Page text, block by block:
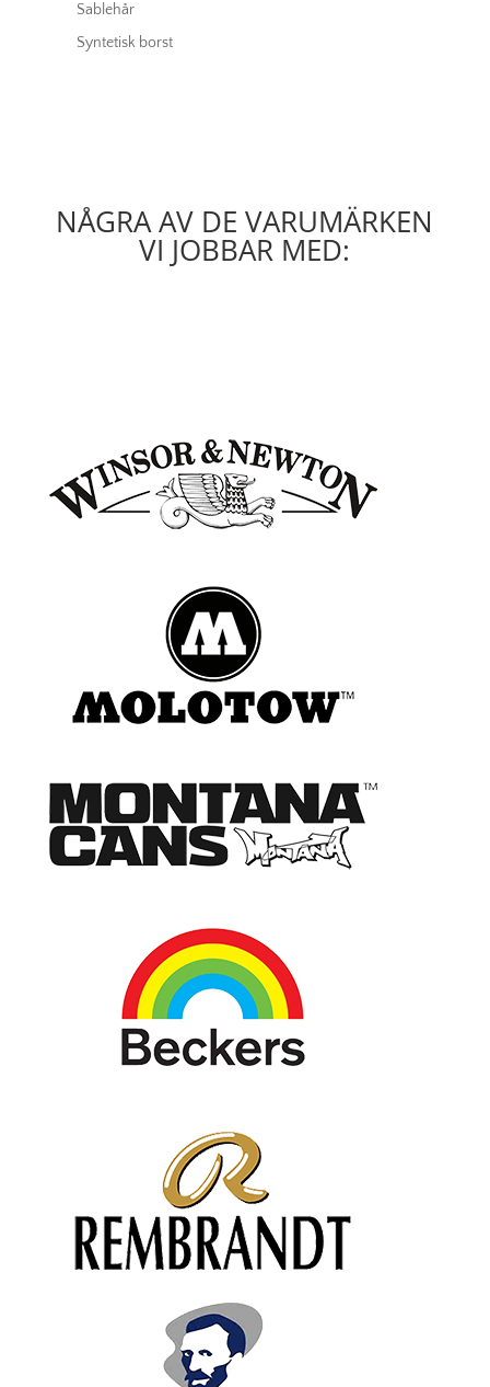
Sablehår
Syntetisk borst
NÅGRA AV DE VARUMÄRKEN
VI JOBBAR MED: